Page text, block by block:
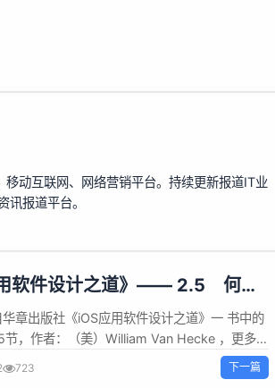
动互联网、网络营销平台。持续更新报道IT业
报道平台。
用软件设计之道》—— 2.5 何时
章出版社《iOS应用软件设计之道》一 书中的
，作者：（美）William Van Hecke ，更多章
问云栖社区“华章计算机”公众号查看。 2.5 何
干情况下，画草图是很有必要的。描述架构提
723 下一篇